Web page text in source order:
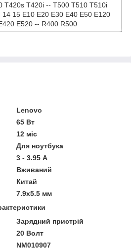
T420s T420i -- T500 T510 T510i
15 E10 E20 E30 E40 E50 E120
E520 -- R400 R500
Lenovo
65 Вт
12 міс
Для ноутбука
3 - 3.95 А
Вживаний
Китай
7.9x5.5 мм
Зарядний пристрій
20 Волт
NM010907